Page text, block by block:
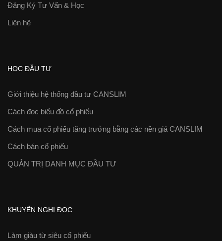
Đăng Ký Tư Vấn & Học
Liên hệ
HỌC ĐẦU TƯ
Giới thiệu hệ thống đầu tư CANSLIM
Cách đọc biểu đồ cổ phiếu
Cách mua cổ phiếu tăng trưởng bằng các nền giá CANSLIM
Cách bán cổ phiếu
QUẢN TRỊ DANH MỤC ĐẦU TƯ
KHUYẾN NGHỊ ĐỌC
Làm giàu từ siêu cổ phiếu